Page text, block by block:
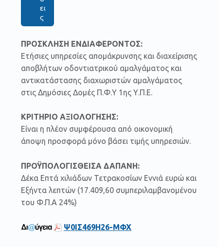
ει
ς
ΠΡΟΣΚΛΗΣΗ ΕΝΔΙΑΦΕΡΟΝΤΟΣ:
Ετήσιες υπηρεσίες απομάκρυνσης και διαχείρισης
αποβλήτων οδοντιατρικού αμαλγάματος και
αντικατάστασης διαχωριστών αμαλγάματος
στις Δημόσιες Δομές Π.Φ.Υ 1ης Υ.Π.Ε.
ΚΡΙΤΗΡΙΟ ΑΞΙΟΛΟΓΗΣΗΣ:
Είναι η πλέον συμφέρουσα από οικονομική
άποψη προσφορά μόνο βάσει τιμής υπηρεσιών.
ΠΡΟΫΠΟΛΟΓΙΣΘΕΙΣΑ ΔΑΠΑΝΗ:
Δέκα Επτά χιλιάδων Τετρακοσίων Εννιά ευρώ και
Εξήντα λεπτών (17.409,60 συμπεριλαμβανομένου
του Φ.Π.Α 24%)
Ψ0ΙΣ469Η26-ΜΦΧ